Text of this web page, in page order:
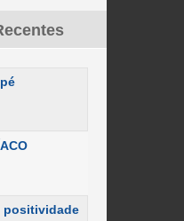
positividade